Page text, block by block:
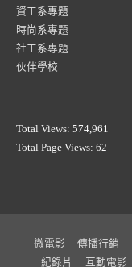
資工系專題
時尚系專題
社工系專題
伙伴學校
Total Views: 574,961
Total Page Views: 62
微電影 傳播行銷
紀錄片
互動電影